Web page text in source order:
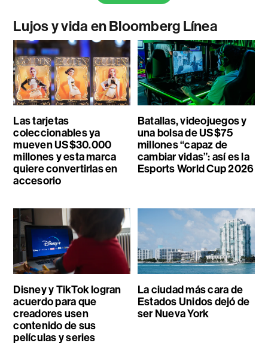
Lujos y vida en Bloomberg Línea
Las tarjetas
coleccionables ya
mueven US$30.000
millones y esta marca
quiere convertirlas en
accesorio
Batallas, videojuegos y
una bolsa de US$75
millones “capaz de
cambiar vidas”: así es la
Esports World Cup 2026
Disney y TikTok logran
acuerdo para que
creadores usen
contenido de sus
películas y series
La ciudad más cara de
Estados Unidos dejó de
ser Nueva York